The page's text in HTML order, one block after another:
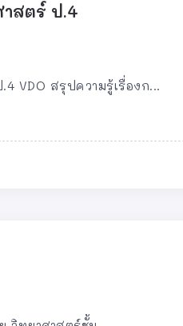
าสตร์ ป.4
VDO สรุปความรู้เรื่องก...